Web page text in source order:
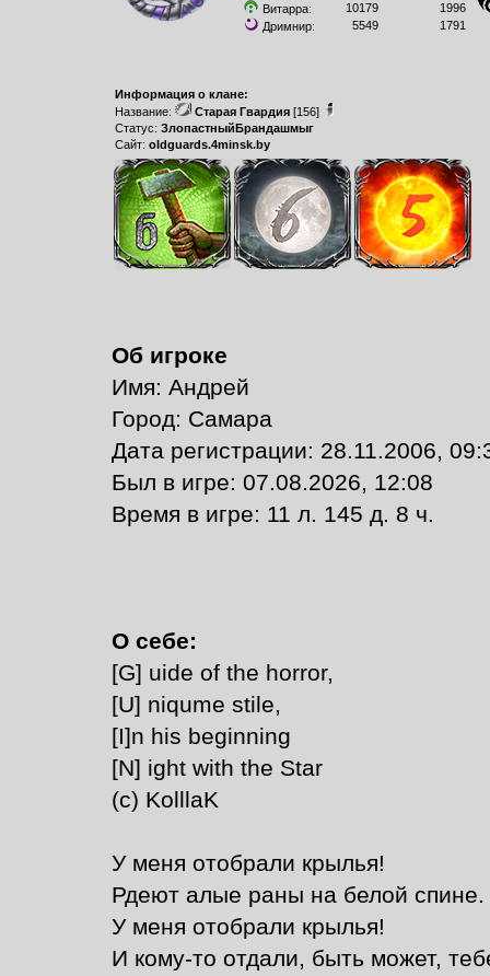
Витарра:
10179
1996
Дримнир:
5549 1791
Информация о клане:
Название:
Старая Гвардия[156]
Статус: ЗлопастныйБрандашмыг
Сайт: oldguards.4minsk.by
Об игроке
Имя: Андрей
Город: Самара
Дата регистрации: 28.11.2006,
Был в игре: 07.08.2026, 12:08
Время в игре: 11 л. 145 д. 8 ч.
О себе:
[G] uide of the horror,
[U] niqume stile,
[I]n his beginning
[N] ight with the Star
(с) KolllaK
У меня отобрали крылья!
Рдеют алые раны на белой спине.
У меня отобрали крылья!
И кому-то отдали, быть может,